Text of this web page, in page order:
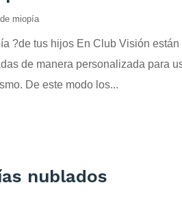
miopía
?de tus hijos En Club Visión
de manera personalizada para
De este modo los...
nublados